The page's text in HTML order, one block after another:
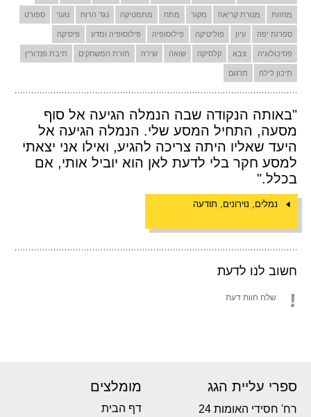
מחזות מנורת קריאה מקור מתח מתמטיקה נגד הרוח נוער ספורט
ספרות יפה עיון פוליטיקה פילוסופיה פילוסופיה ומדע פיסיקה
פסיכולוגיה צבא קלסיקה שואה שירה תורת המשחקים תיבת פנדורין
תיכון לילה תרגום
"באותה הנקודה שבה הנמלה הגיעה אל סוף
מסעה, התחיל המסע שלי. הנמלה הגיעה אל
היעד שאליו היתה צריכה להגיע, ואילו אני יצאתי
למסע חקר בלי לדעת לאן הוא יוביל אותי, אם
בכלל."
נמלים, נוירונים, תודעה
חשוב לנו לדעת
שלח חוות דעת
ספרי עליית הגג
רח' חסידי האומות 24
מומלצים
דף הבית